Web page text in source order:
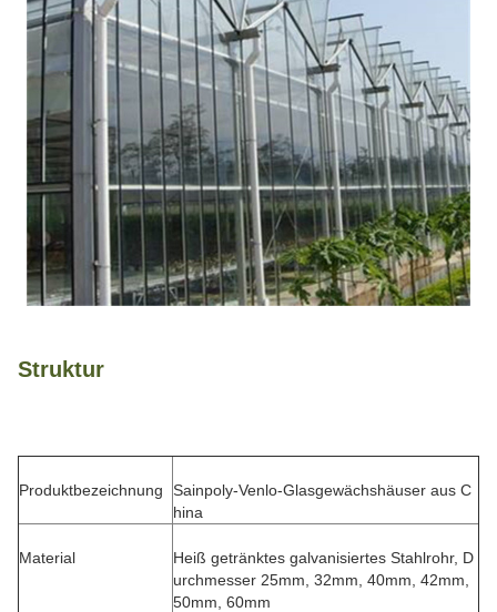
Struktur
Produktbezeichnung
Sainpoly-Venlo-Glasgewächshäuser aus C
hina
Material
Heiß getränktes galvanisiertes Stahlrohr, D
urchmesser 25mm, 32mm, 40mm, 42mm,
50mm, 60mm